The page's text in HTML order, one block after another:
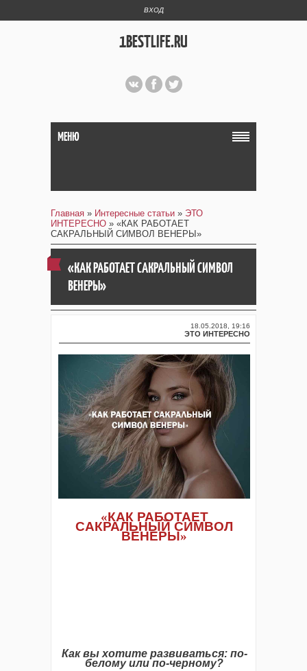
ВХОД
1BESTLIFE.RU
МЕНЮ
Главная » Интересные статьи » ЭТО
ИНТЕРЕСНО » «КАК РАБОТАЕТ
САКРАЛЬНЫЙ СИМВОЛ ВЕНЕРЫ»
«КАК РАБОТАЕТ САКРАЛЬНЫЙ СИМВОЛ
ВЕНЕРЫ»
18.05.2018, 19:16
ЭТО ИНТЕРЕСНО
«КАК РАБОТАЕТ
САКРАЛЬНЫЙ СИМВОЛ
ВЕНЕРЫ»
Как вы хотите развиваться: по-
белому или по-черному?